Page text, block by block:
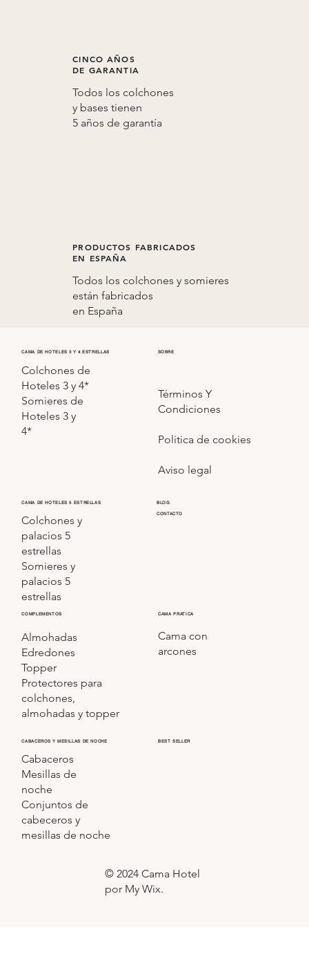
CINCO AÑOS
DE GARANTIA
Todos los colchones
y bases tienen
5 años de garantía
PRODUCTOS FABRICADOS
EN ESPAÑA
Todos los colchones y somieres
están fabricados
en España
CAMA DE HOTELES 3 Y 4 ESTRELLAS
Colchones de
Hoteles 3 y 4*
Somieres de
Hoteles 3 y
4*
CAMA DE HOTELES 5 ESTRELLAS
Colchones y
palacios 5
estrellas
Somieres y
palacios 5
estrellas
COMPLEMENTOS
Almohadas
Edredones
Topper
Protectores para
colchones,
almohadas y topper
CABACEROS Y MESILLAS DE NOCHE
Cabaceros
Mesillas de
noche
Conjuntos de
cabeceros y
mesillas de noche
CAMA PRATICA
Cama con
arcones
BEST SELLER
BLOG
CONTACTO
SOBRE
Términos Y
Condiciones
Politica de cookies
Aviso legal
© 2024 Cama Hotel
por My Wix.